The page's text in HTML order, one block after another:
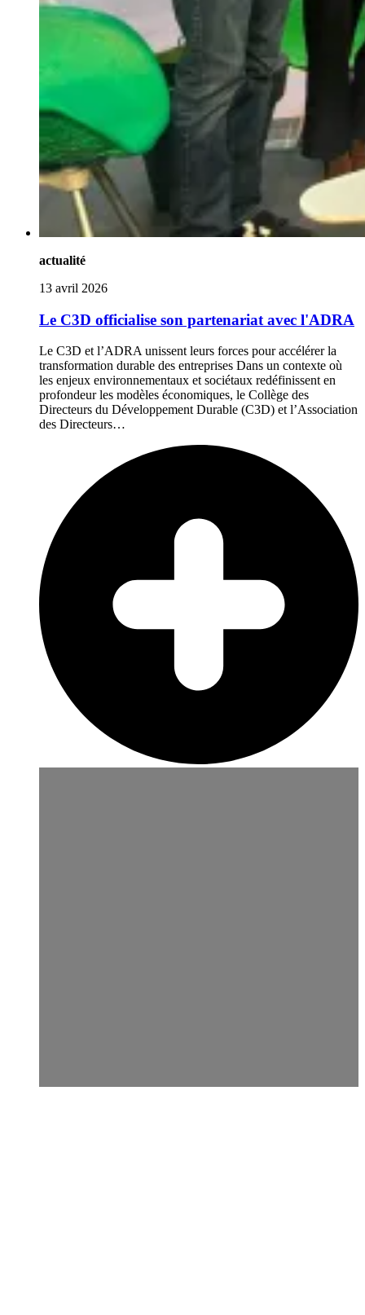
actualité
13 avril 2026
Le C3D officialise son partenariat avec l'ADRA
Le C3D et l’ADRA unissent leurs forces pour accélérer la
transformation durable des entreprises Dans un contexte où
les enjeux environnementaux et sociétaux redéfinissent en
profondeur les modèles économiques, le Collège des
Directeurs du Développement Durable (C3D) et l’Association
des Directeurs…